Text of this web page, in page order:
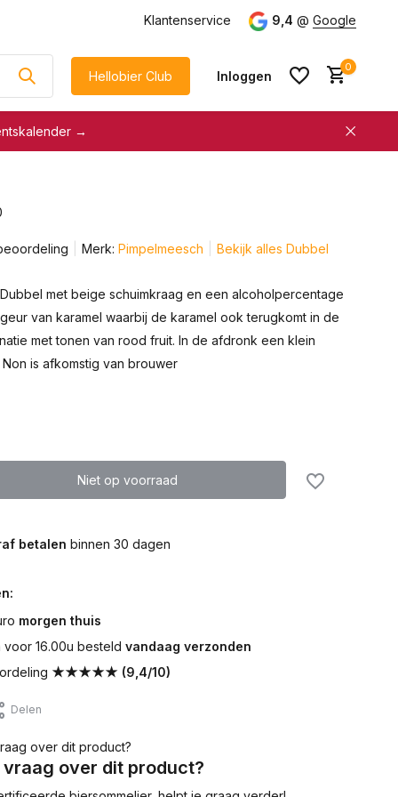
Klantenservice 9,4 @ Google
Hellobier Club Inloggen
Account aanmaken &
spaar automatisch voor
spaar automatisch voor
korting
0
→
Merk: Pimpelmeesch Bekijk alles Dubbel
met beige schuimkraag en een alcoholpercentage
van karamel waarbij de karamel ook terugkomt in de
met tonen van rood fruit. In de afdronk een klein
is afkomstig van brouwer
Niet op voorraad
betalen binnen 30 dagen
morgen thuis
16.00u besteld vandaag verzonden
★★★★★ (9,4/10)
Delen
vraag over dit product?